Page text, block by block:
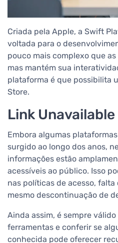
Criada pela Apple, a Swift
voltada para o
pouco mais complexo que
mas mantém sua
plataforma é que possibilita
Store.
Link Unavailable
Embora algumas
surgido ao longo dos anos,
informações estão
acessíveis ao público. Isso
nas políticas de acesso,
mesmo descontinuação de
Ainda assim, é sempre
ferramentas e conferir se
conhecida pode oferecer